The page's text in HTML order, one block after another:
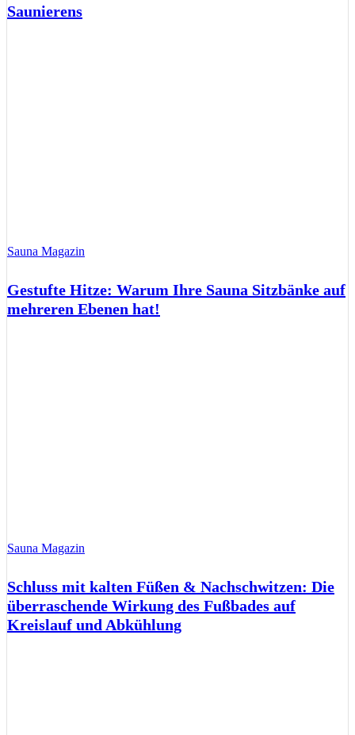
Saunierens
Sauna Magazin
Gestufte Hitze: Warum Ihre Sauna Sitzbänke auf
mehreren Ebenen hat!
Sauna Magazin
Schluss mit kalten Füßen & Nachschwitzen: Die
überraschende Wirkung des Fußbades auf
Kreislauf und Abkühlung